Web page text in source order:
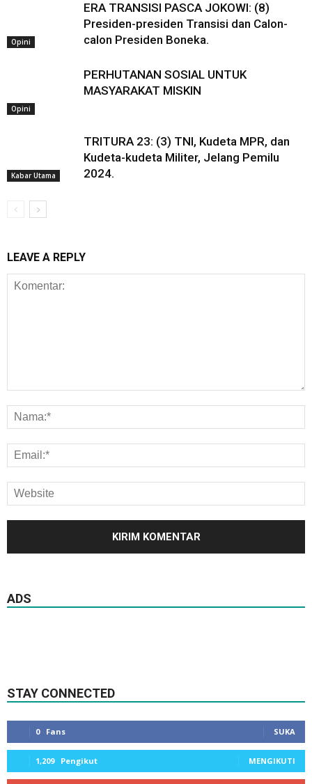
Opini
ERA TRANSISI PASCA JOKOWI: (8)
Presiden-presiden Transisi dan Calon-
calon Presiden Boneka.
Opini
PERHUTANAN SOSIAL UNTUK
MASYARAKAT MISKIN
Kabar Utama
TRITURA 23: (3) TNI, Kudeta MPR, dan
Kudeta-kudeta Militer, Jelang Pemilu
2024.
LEAVE A REPLY
ADS
STAY CONNECTED
0 Fans SUKA
1,209 Pengikut MENGIKUTI